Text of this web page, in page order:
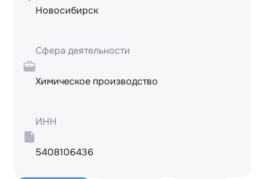
Новосибирск
Сфера деятельности
Химическое производство
ИНН
5408106436